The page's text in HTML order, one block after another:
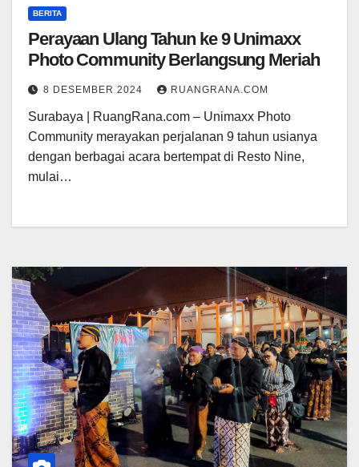
BERITA
Perayaan Ulang Tahun ke 9 Unimaxx
Photo Community Berlangsung Meriah
8 DESEMBER 2024 RUANGRANA.COM
Surabaya | RuangRana.com – Unimaxx Photo
Community merayakan perjalanan 9 tahun usianya
dengan berbagai acara bertempat di Resto Nine,
mulai…